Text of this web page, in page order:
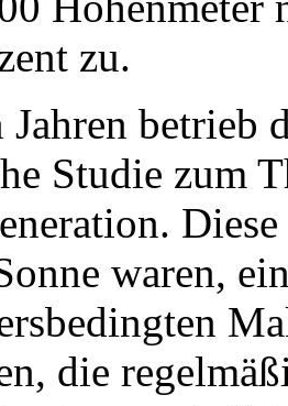
zu.
Jahren betrieb
Studie zum
waren,
die